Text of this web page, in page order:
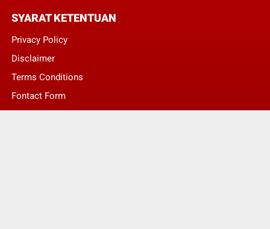
SYARAT KETENTUAN
Privacy Policy
Disclaimer
Terms Conditions
Fontact Form